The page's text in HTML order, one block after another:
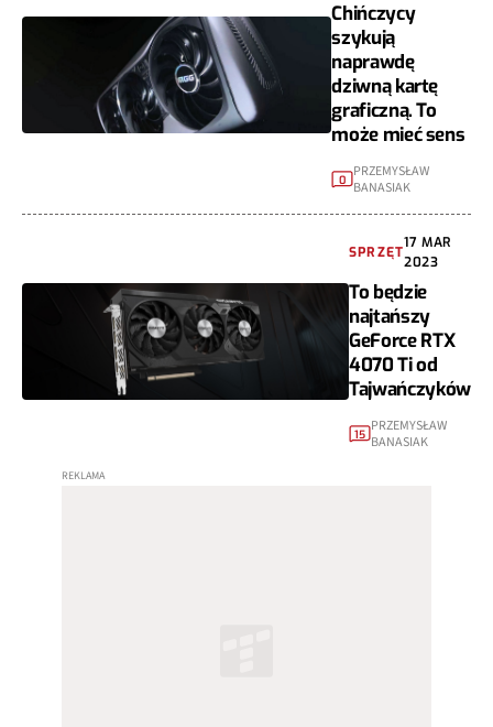
Chińczycy
szykują
naprawdę
dziwną kartę
graficzną. To
może mieć sens
0
PRZEMYSŁAW
BANASIAK
SPRZĘT
17 MAR
2023
To będzie
najtańszy
GeForce RTX
4070 Ti od
Tajwańczyków
15 PRZEMYSŁAW
BANASIAK